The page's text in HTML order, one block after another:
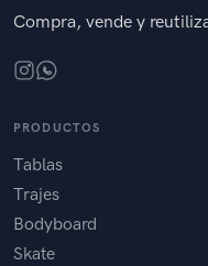
Compra, vende y
PRODUCTOS
Tablas
Trajes
Bodyboard
Skate